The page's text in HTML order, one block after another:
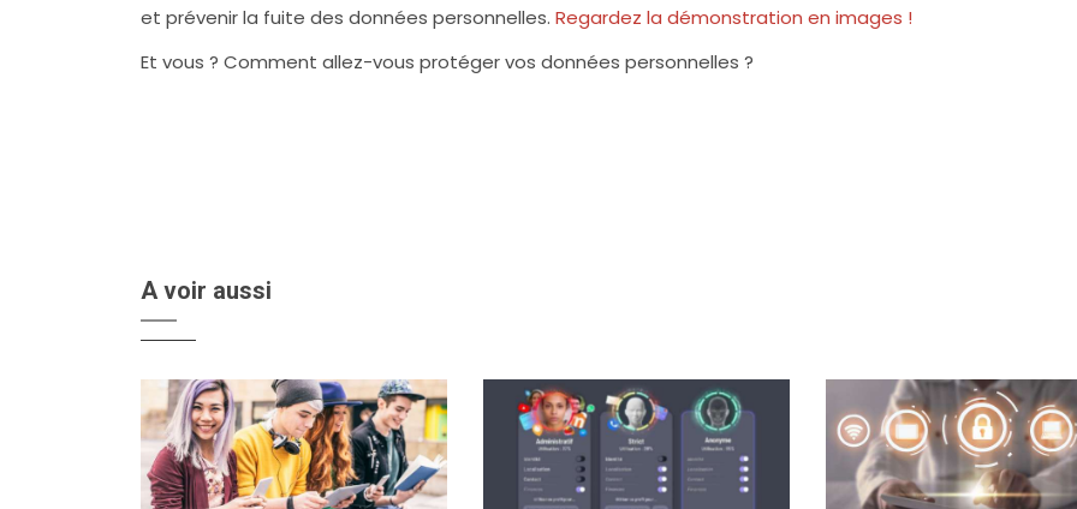
et prévenir la fuite des données personnelles. Regardez la démonstration en images !
Et vous ? Comment allez-vous protéger vos données personnelles ?
A voir aussi